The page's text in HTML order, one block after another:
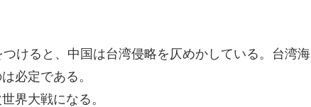
けると、中国は台湾侵略を仄めかしている。台湾海
必定である。
界大戦になる。